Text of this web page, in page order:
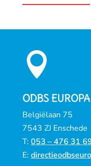

ODBS EUROPA
Belgiëlaan 75
7543 ZJ Enschede
T: 053 – 476 31
E: